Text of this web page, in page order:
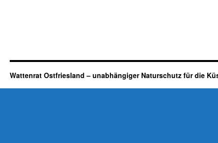
Wattenrat Ostfriesland – unabhängiger Naturschutz für die